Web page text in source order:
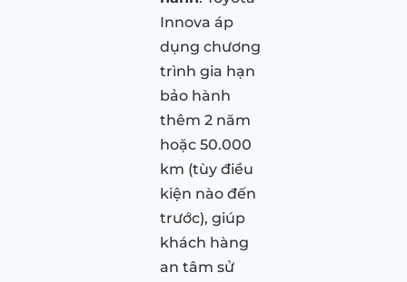
Innova áp
dụng chương
trình gia hạn
bảo hành
thêm 2 năm
hoặc 50.000
km (tùy điều
kiện nào đến
trước), giúp
khách hàng
an tâm sử